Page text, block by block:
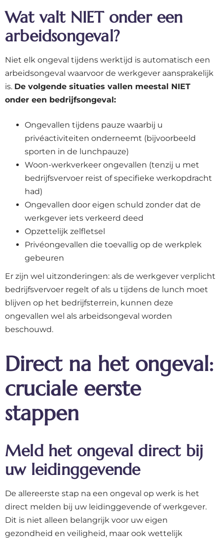
Wat valt NIET onder een
arbeidsongeval?
Niet elk ongeval tijdens werktijd is automatisch een
arbeidsongeval waarvoor de werkgever aansprakelijk
is. De volgende situaties vallen meestal NIET
onder een bedrijfsongeval:
Ongevallen tijdens pauze waarbij u
privéactiviteiten onderneemt (bijvoorbeeld
sporten in de lunchpauze)
Woon-werkverkeer ongevallen (tenzij u met
bedrijfsvervoer reist of specifieke werkopdracht
had)
Ongevallen door eigen schuld zonder dat de
werkgever iets verkeerd deed
Opzettelijk zelfletsel
Privéongevallen die toevallig op de werkplek
gebeuren
Er zijn wel uitzonderingen: als de werkgever verplicht
bedrijfsvervoer regelt of als u tijdens de lunch moet
blijven op het bedrijfsterrein, kunnen deze
ongevallen wel als arbeidsongeval worden
beschouwd.
Direct na het ongeval:
cruciale eerste
stappen
Meld het ongeval direct bij
uw leidinggevende
De allereerste stap na een ongeval op werk is het
direct melden bij uw leidinggevende of werkgever.
Dit is niet alleen belangrijk voor uw eigen
gezondheid en veiligheid, maar ook wettelijk